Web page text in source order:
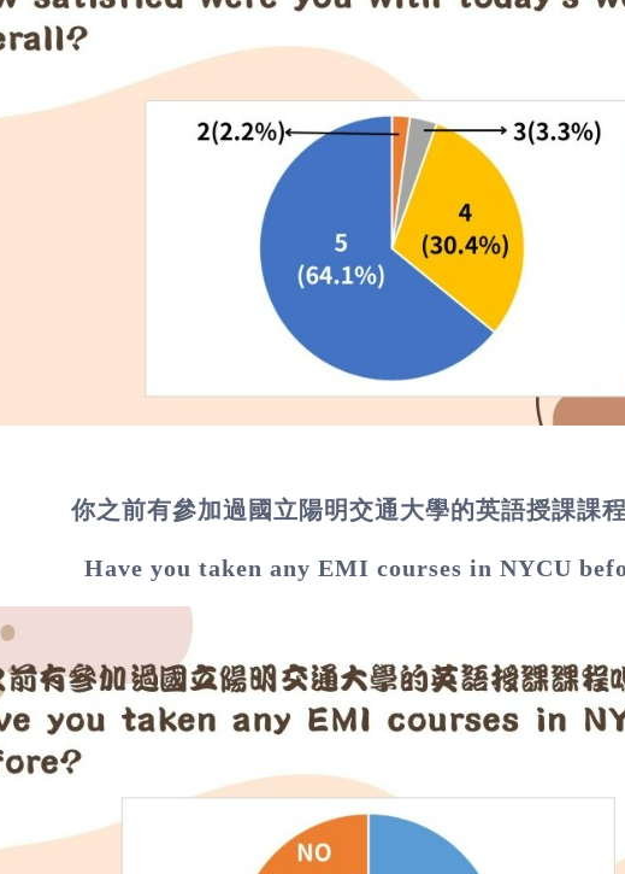
你之前有參加過國立陽明交通大學的英語授課課
Have you taken any EMI courses in NYCU